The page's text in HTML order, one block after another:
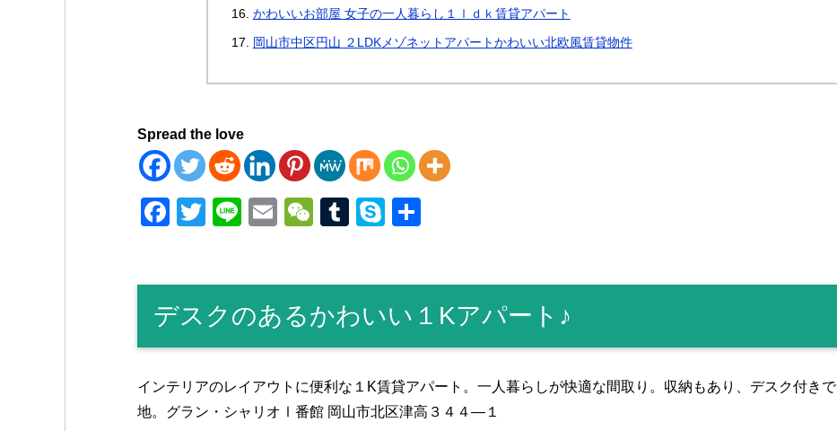
かわいいお部屋 女子の一人暮らし１ｌｄｋ賃貸アパート
岡山市中区円山 ２LDKメゾネットアパートかわいい北欧風賃貸物件
Spread the love
F
e
b
o
o
k
T
er
Li
E
W
h
at
T
r
S
デスクのあるかわいい１Kアパート♪
インテリアのレイアウトに便利な１K賃貸アパート。一人暮らしが快適な間取り。収納もあり、デスク付き
地。グラン・シャリオⅠ番館 岡山市北区津高３４４―１